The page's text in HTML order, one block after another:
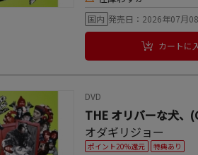
国内 発売日：2026年07月
カートに
DVD
THE オリバーな犬、
オダギリジョー
ポイント20%還元 特典あり